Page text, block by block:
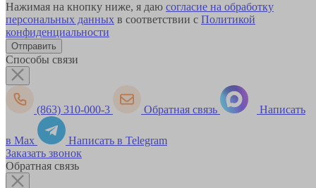
Нажимая на кнопку ниже, я даю согласие на обработку
персональных данных в соответствии с Политикой
конфиденциальности
Способы связи
(863) 310-000-3 Обратная связь Написать
в Max
Написать в Telegram
Заказать звонок
Обратная связь